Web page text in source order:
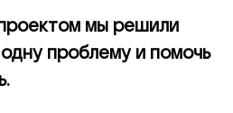
мы решили
проблему и помочь